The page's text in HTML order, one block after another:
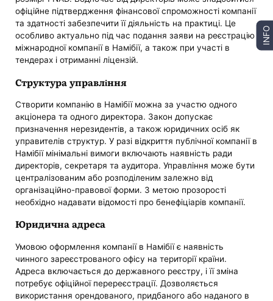
офіційне підтвердження фінансової спроможності компанії
та здатності забезпечити її діяльність на практиці. Це
особливо актуально під час подання заяви на реєстрацію
міжнародної компанії в Намібії, а також при участі в
тендерах і отриманні ліцензій.
Структура управління
Створити компанію в Намібії можна за участю одного
акціонера та одного директора. Закон допускає
призначення нерезидентів, а також юридичних осіб як
управителів структур. У разі відкриття публічної компанії в
Намібії мінімальні вимоги включають наявність ради
директорів, секретаря та аудитора. Управління може бути
централізованим або розподіленим залежно від
організаційно-правової форми. З метою прозорості
необхідно надавати відомості про бенефіціарів компанії.
Юридична адреса
Умовою оформлення компанії в Намібії є наявність
чинного зареєстрованого офісу на території країни.
Адреса включається до державного реєстру, і її зміна
потребує офіційної перереєстрації. Дозволяється
використання орендованого, придбаного або наданого в
INFO